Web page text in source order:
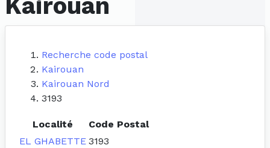
Kairouan
Recherche code postal
Kairouan
Kairouan Nord
3193
Localité
Code Postal
EL GHABETTE 3193